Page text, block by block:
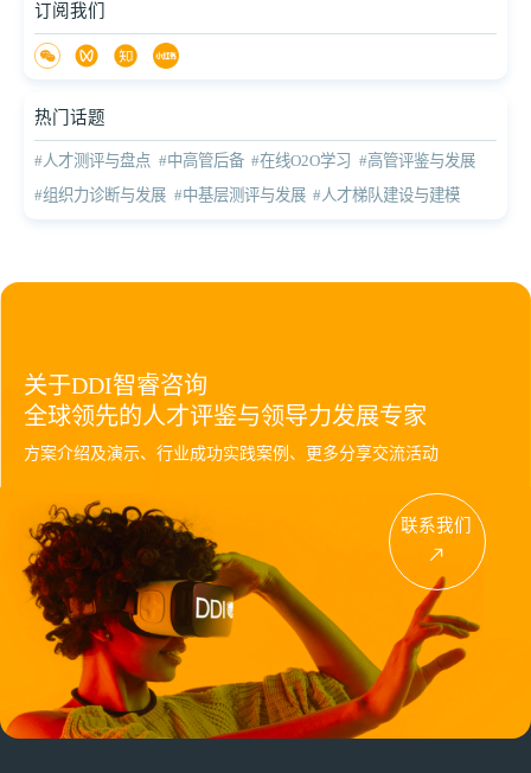
订阅我们
热门话题
#人才测评与盘点 #中高管后备 #在线O2O学习 #高管评鉴与发展
#组织力诊断与发展 #中基层测评与发展 #人才梯队建设与建模
关于DDI智睿咨询
全球领先的人才评鉴与领导力发展专家
方案介绍及演示、行业成功实践案例、更多分享交流活动
联系我们